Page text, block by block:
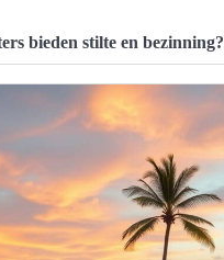
bieden stilte en bezinning?